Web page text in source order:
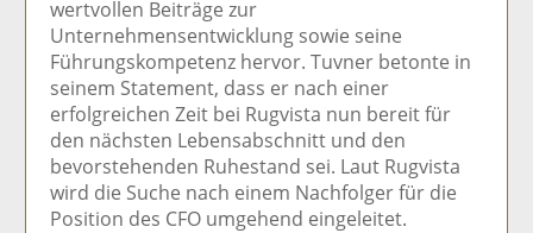
te
il
e
n
e d
n
wertvollen Beiträge zur
Unternehmensentwicklung sowie seine
Führungskompetenz hervor. Tuvner betonte in
seinem Statement, dass er nach einer
erfolgreichen Zeit bei Rugvista nun bereit für
den nächsten Lebensabschnitt und den
bevorstehenden Ruhestand sei. Laut Rugvista
wird die Suche nach einem Nachfolger für die
Position des CFO umgehend eingeleitet.